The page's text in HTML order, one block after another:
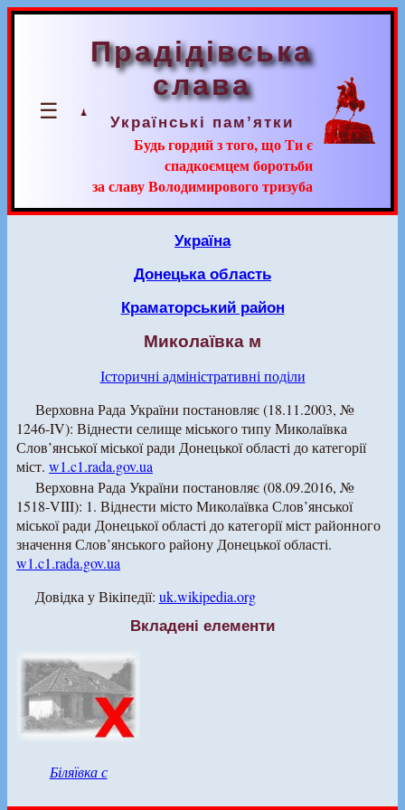
☰
Прадідівська
слава
Українські пам’ятки
Будь гордий з того, що Ти є
спадкоємцем боротьби
за славу Володимирового тризуба
Україна
Донецька область
Краматорський район
Миколаївка м
Історичні адміністративні поділи
Верховна Рада України постановляє (18.11.2003, №
1246-IV): Віднести селище міського типу Миколаївка
Слов’янської міської ради Донецької області до категорії
міст. w1.c1.rada.gov.ua
Верховна Рада України постановляє (08.09.2016, №
1518-VIII): 1. Віднести місто Миколаївка Слов’янської
міської ради Донецької області до категорії міст районного
значення Слов’янського району Донецької області.
w1.c1.rada.gov.ua
Довідка у Вікіпедії: uk.wikipedia.org
Вкладені елементи
Біляївка с